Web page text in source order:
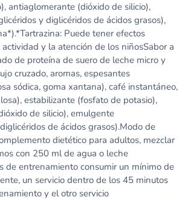
antiaglomerante (dióxido de silicio),
y diglicéridos de ácidos grasos),
Puede tener efectos
y la atención de los niñosSabor a
de proteína de suero de leche micro y
cruzado, aromas, espesantes
sódica, goma xantana), café instantáneo,
estabilizante (fosfato de potasio),
de silicio), emulgente
de ácidos grasos).Modo de
dietético para adultos, mezclar
con 250 ml de agua o leche
de entrenamiento consumir un mínimo de
un servicio dentro de los 45 minutos
y el otro servicio